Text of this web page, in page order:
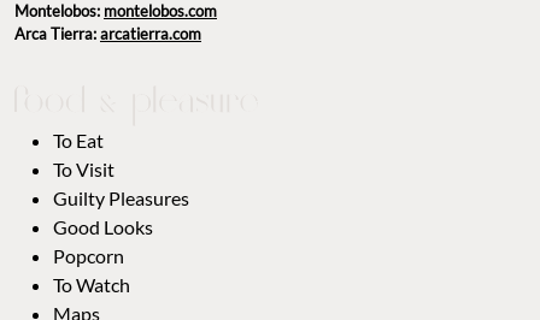
Montelobos: montelobos.com
Arca Tierra:arcatierra.com
To Eat
To Visit
Guilty Pleasures
Good Looks
Popcorn
To Watch
Maps